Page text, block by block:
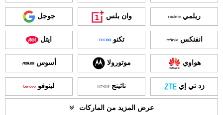
ريلمي وان بلس جوجل
انفنكس تكنو ايتل
هواوي موتورولا أسوس
زد تي إي ناثينج لينوفو
عرض المزيد من الماركات